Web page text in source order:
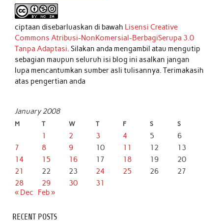
ciptaan disebarluaskan di bawah Lisensi Creative
Commons Atribusi-NonKomersial-BerbagiSerupa 3.0
Tanpa Adaptasi. Silakan anda mengambil atau mengutip
sebagian maupun seluruh isi blog ini asalkan jangan
lupa mencantumkan sumber asli tulisannya. Terimakasih
atas pengertian anda
January 2008
M T W T F S S
1 2 3 4 5
6
7
8 9 10 11 12
13
14
15 16 17 18 19
20
21
22 23 24 25 26
27
28
29 30
31
« Dec
Feb »
RECENT POSTS